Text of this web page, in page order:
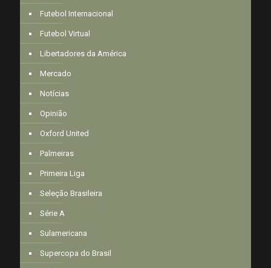
Futebol Internacional
Futebol Virtual
Libertadores da América
Mercado
Notícias
Opinião
Oxford United
Palmeiras
Primeira Liga
Seleção Brasileira
Série A
Sulamericana
Supercopa do Brasil